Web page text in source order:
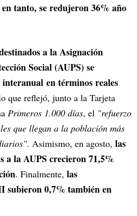
tanto, se redujeron 36% año
a la Asignación
Social (AUPS) se
en términos reales
que reflejó, junto a la Tarjeta
Primeros 1.000 días, el "refuerzo
que llegan a la población más
. Asimismo, en agosto, las
a la AUPS crecieron 71,5%
. Finalmente, las
subieron 0,7% también en